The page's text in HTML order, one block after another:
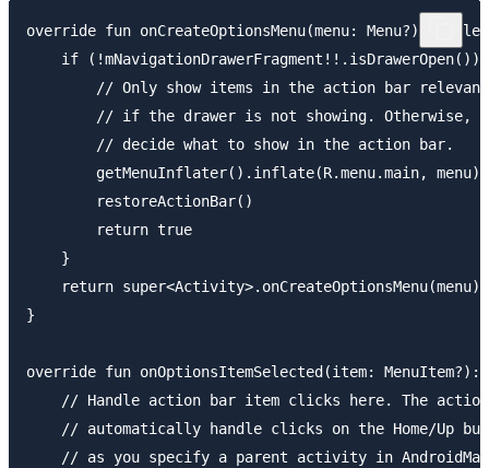
override fun onCreateOptionsMenu(menu: Menu?):
if (!mNavigationDrawerFragment!!.isDrawerOpen())
// Only show items in the action bar
// if the drawer is not showing. Otherwise,
        // decide what to show in the action bar.
        getMenuInflater().inflate(R.menu.main, menu)
        restoreActionBar()
        return true
    }
    return super<Activity>.onCreateOptionsMenu(menu)
}
override fun onOptionsItemSelected(item: MenuItem?):
// Handle action bar item clicks here. The
// automatically handle clicks on the Home/Up
// as you specify a parent activity in